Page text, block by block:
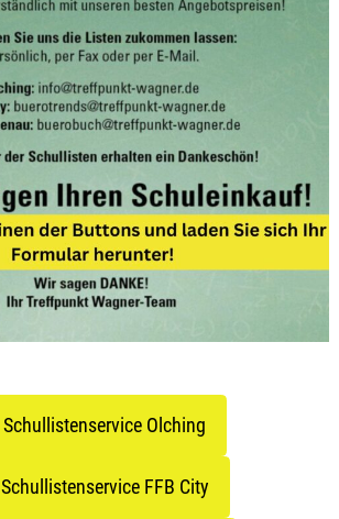
Schullistenservice Olching
Schullistenservice FFB City